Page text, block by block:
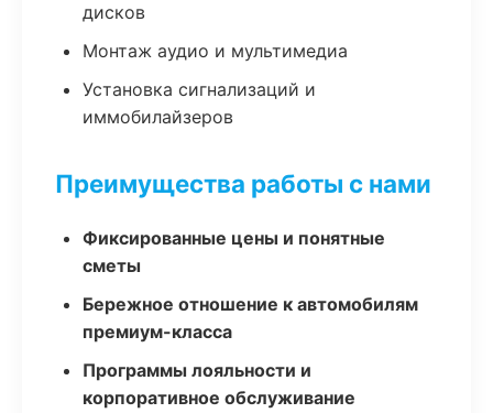
дисков
Монтаж аудио и мультимедиа
Установка сигнализаций и
иммобилайзеров
Преимущества работы с нами
Фиксированные цены и понятные
сметы
Бережное отношение к автомобилям
премиум-класса
Программы лояльности и
корпоративное обслуживание